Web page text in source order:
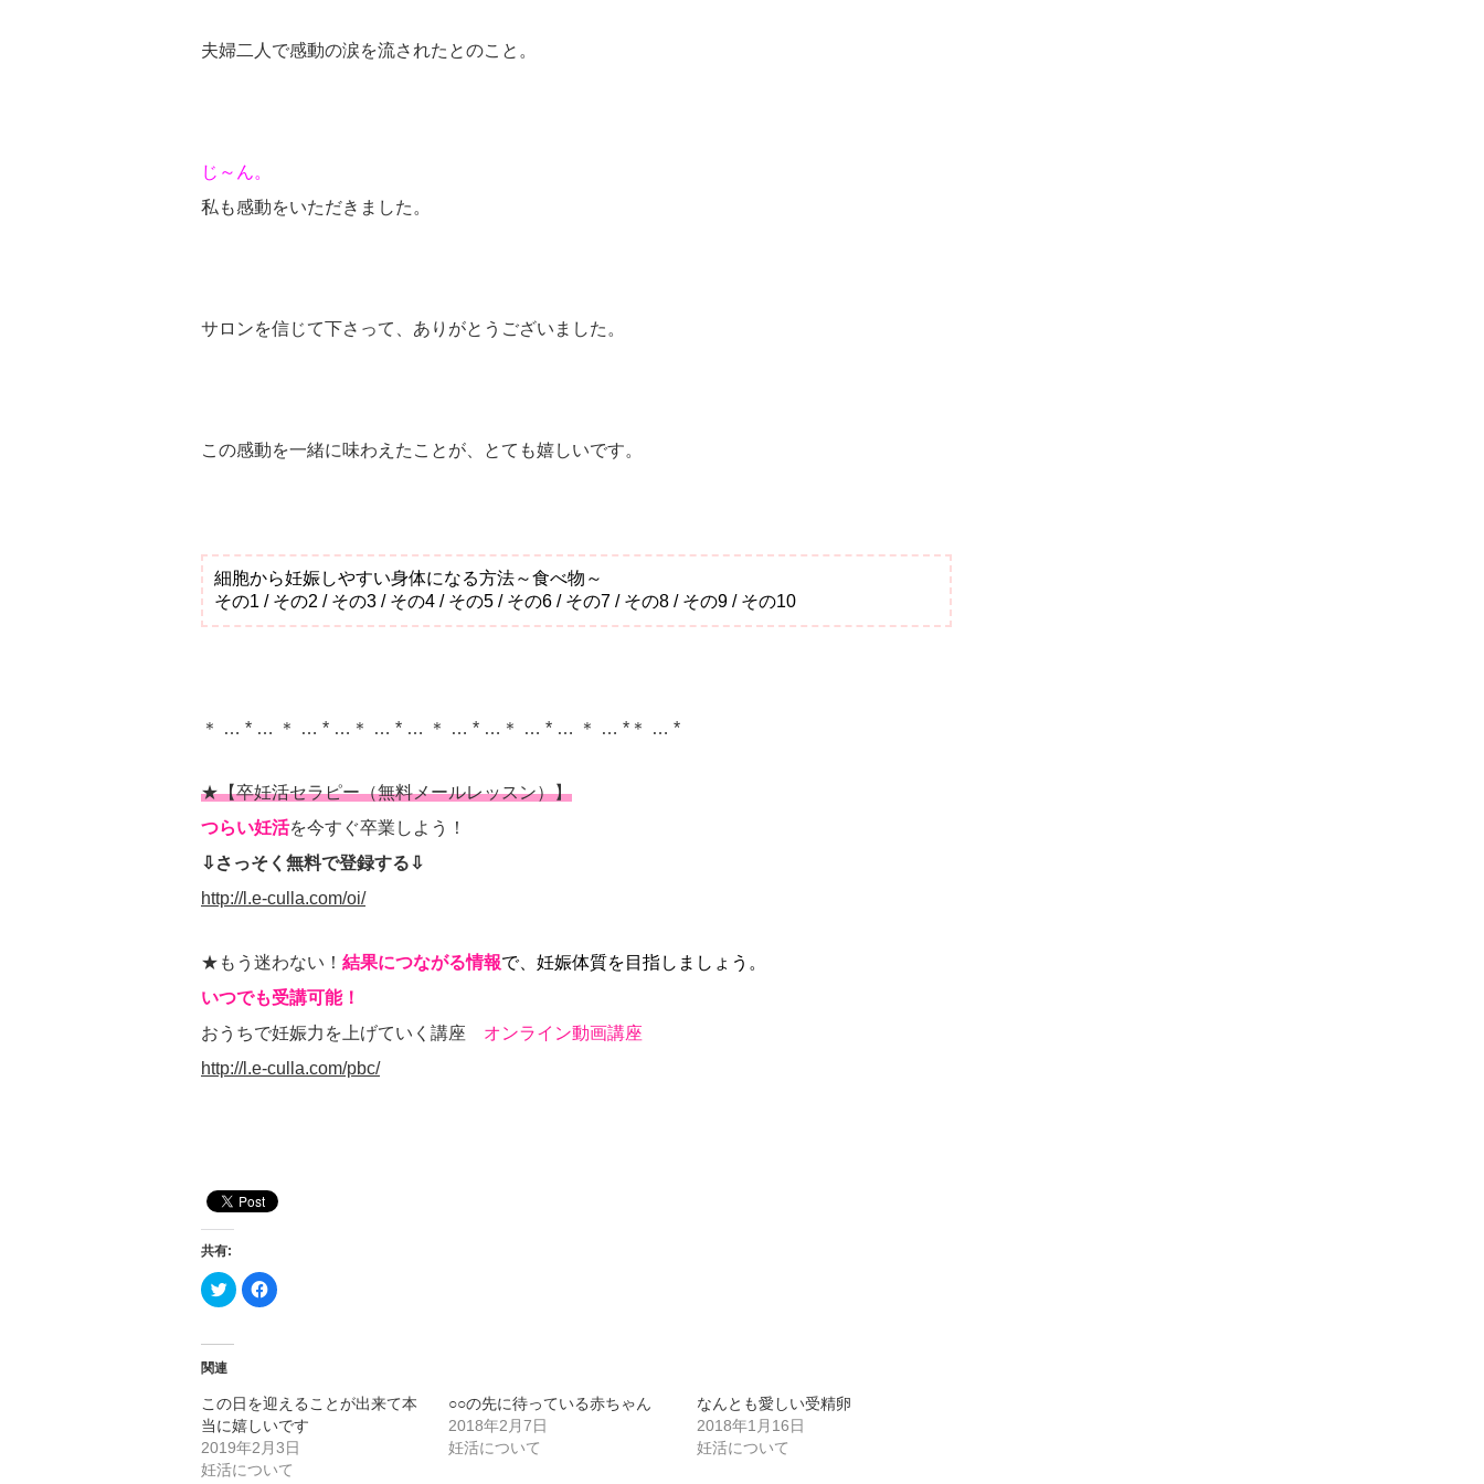
夫婦二人で感動の涙を流されたとのこと。
じ～ん。
私も感動をいただきました。
サロンを信じて下さって、ありがとうございました。
この感動を一緒に味わえたことが、とても嬉しいです。
細胞から妊娠しやすい身体になる方法～食べ物～
その1 / その2 / その3 / その4 / その5 / その6 / その7 / その8 / その9 / その10
＊ … * … ＊ … * …＊ … * … ＊ … * …＊ … * … ＊ … *＊ … *
★【卒妊活セラピー（無料メールレッスン）】
つらい妊活を今すぐ卒業しよう！
⇩さっそく無料で登録する⇩
http://l.e-culla.com/oi/
★もう迷わない！ 結果につながる情報で、妊娠体質を目指しましょう。
いつでも受講可能！
おうちで妊娠力を上げていく講座 オンライン動画講座
http://l.e-culla.com/pbc/
共有:
ク
リ
t
t
e
r
で
共
F
a
で
共
有
す
る
に
は
関連
この日を迎えることが出来て本
当に嬉しいです
2019年2月3日
妊活について
○○の先に待っている赤ちゃん
2018年2月7日
妊活について
なんとも愛しい受精卵
2018年1月16日
妊活について